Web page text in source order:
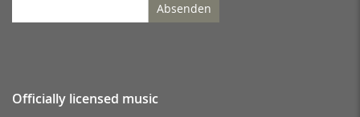
Absenden
Officially licensed music